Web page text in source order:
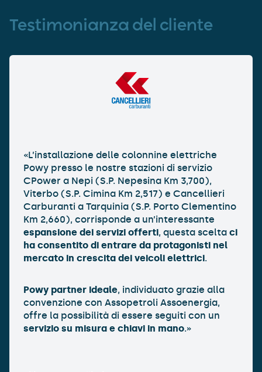
Testimonianza del cliente
«L’installazione delle colonnine elettriche
Powy presso le nostre stazioni di servizio
CPower a Nepi (S.P. Nepesina Km 3,700),
Viterbo (S.P. Cimina Km 2,517) e Cancellieri
Carburanti a Tarquinia (S.P. Porto Clementino
Km 2,660), corrisponde a un’interessante
espansione dei servizi offerti, questa scelta ci
ha consentito di entrare da protagonisti nel
mercato in crescita dei veicoli elettrici.
Powy partner ideale, individuato grazie alla
convenzione con Assopetroli Assoenergia,
offre la possibilità di essere seguiti con un
servizio su misura e chiavi in mano.»